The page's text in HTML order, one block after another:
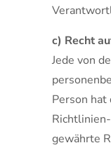
c) Recht
Jede von
Person hat
gewährte